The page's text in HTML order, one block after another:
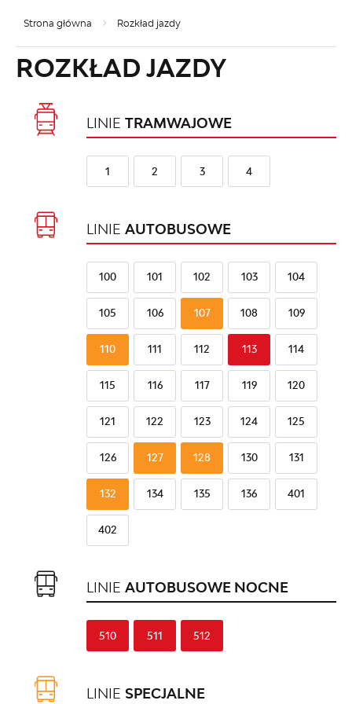
Strona główna Rozkład jazdy
ROZKŁAD JAZDY
LINIE TRAMWAJOWE
1 2 3 4
LINIE AUTOBUSOWE
100 101 102 103 104
105 106 107 108 109
110 111 112 113 114
115 116 117 119 120
121 122 123 124 125
126 127 128 130 131
132 134 135 136 401
402
LINIE AUTOBUSOWE NOCNE
510 511 512
LINIE SPECJALNE